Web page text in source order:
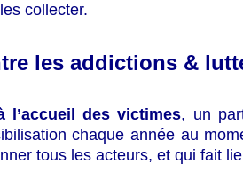
collecter.
les addictions &
des victimes, un
chaque année au
tous les acteurs, et qui fait